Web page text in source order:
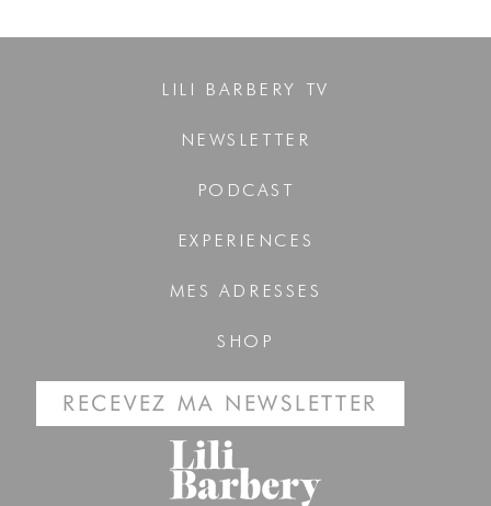
LILI BARBERY TV
NEWSLETTER
PODCAST
EXPERIENCES
MES ADRESSES
SHOP
RECEVEZ MA NEWSLETTER